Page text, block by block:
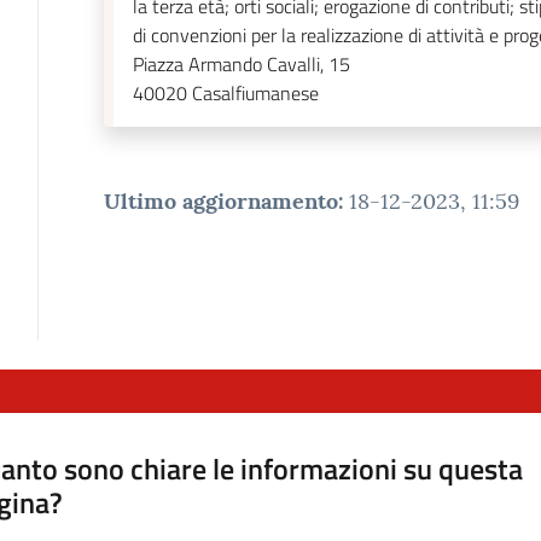
di convenzioni per la realizzazione di attività e
Piazza Armando Cavalli, 15
40020 Casalfiumanese
Ultimo aggiornamento: 18-12-2023, 11:59
sono chiare le informazioni su questa